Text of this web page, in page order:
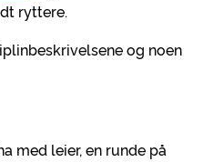
ryttere.
og noen
med leier, en runde på